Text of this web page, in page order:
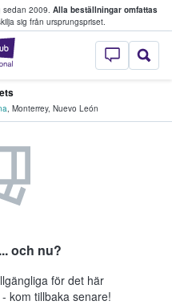
sedan 2009. Alla beställningar omfattas
sig från ursprungspriset.
StubHub – där
, Monterrey, Nuevo León
och nu?
för det här
kom tillbaka senare!